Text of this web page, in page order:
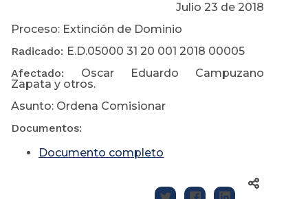
Julio 23 de 2018
Proceso: Extinción de Dominio
Radicado: E.D.05000 31 20 001 2018 00005
Afectado: Oscar Eduardo Campuzano
Zapata y otros.
Asunto: Ordena Comisionar
Documentos:
Documento completo